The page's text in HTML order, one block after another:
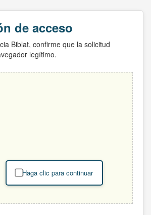
de acceso
Biblat, confirme que la solicitud
legítimo.
Haga clic para continuar